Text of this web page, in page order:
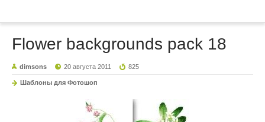
Flower backgrounds pack 18
dimsons 20 августа 2011 825
Шаблоны для Фотошоп